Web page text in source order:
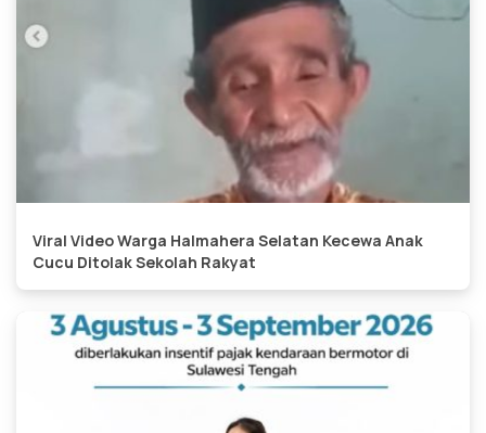
Viral Video Warga Halmahera Selatan Kecewa Anak
Cucu Ditolak Sekolah Rakyat